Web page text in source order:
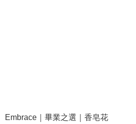
Embrace｜畢業之選｜香皂花